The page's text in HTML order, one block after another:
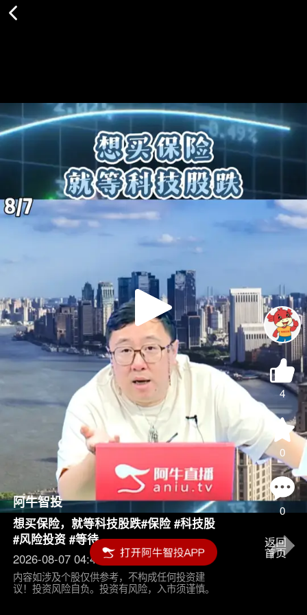
Play
Video
4
0
0
阿牛智投
想买保险，就等科技股跌#保险 #科技股
#风险投资 #等待
2026-08-07 04:45
内容如涉及个股仅供参考，不构成任何投资建
议！投资风险自负。投资有风险，入市须谨慎。